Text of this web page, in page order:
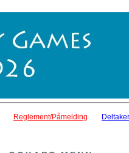
Reglement/Påmelding